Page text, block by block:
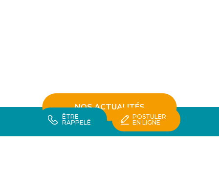
NOS ACTUALITÉS
ÊTRE
RAPPELÉ
POSTULER
EN LIGNE